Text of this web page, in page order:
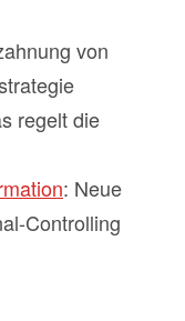
von
regelt die
: Neue
Controlling